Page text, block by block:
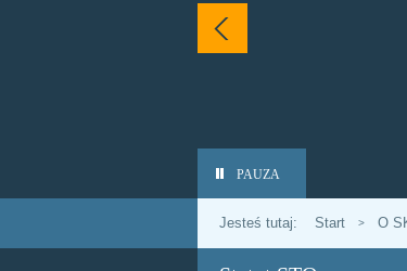
PAUZA
Jesteś tutaj: Start > O